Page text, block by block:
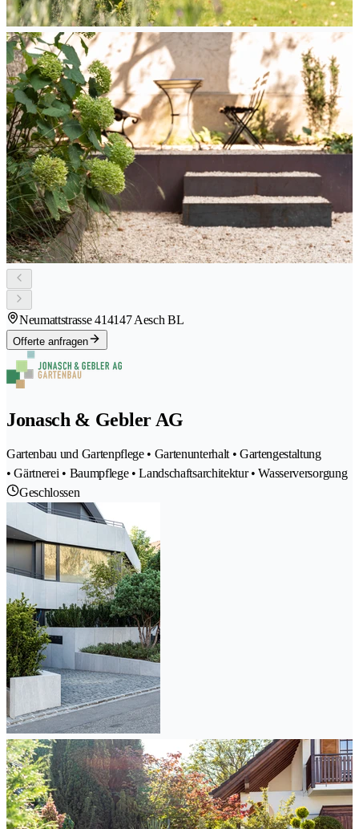
Neumattstrasse 414147 Aesch BL
Offerte anfragen
Jonasch & Gebler AG
Gartenbau und Gartenpflege • Gartenunterhalt • Gartengestaltung
• Gärtnerei • Baumpflege • Landschaftsarchitektur • Wasserversorgung
Geschlossen